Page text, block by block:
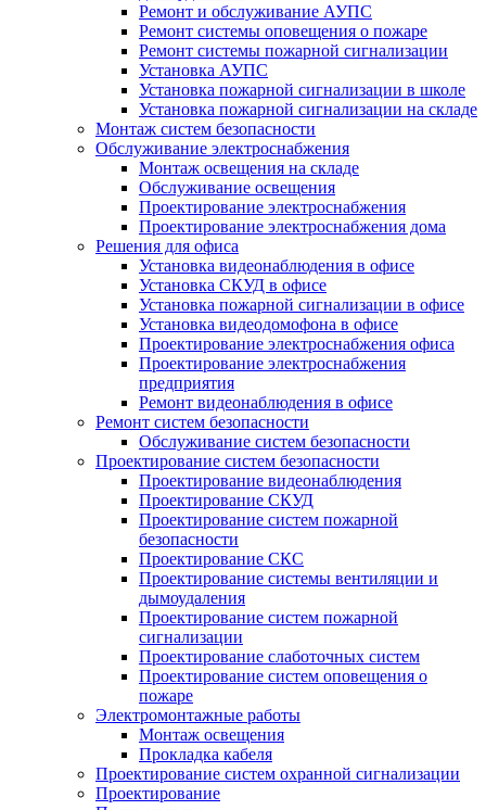
Ремонт и обслуживание АУПС
Ремонт системы оповещения о пожаре
Ремонт системы пожарной сигнализации
Установка АУПС
Установка пожарной сигнализации в школе
Установка пожарной сигнализации на складе
Монтаж систем безопасности
Обслуживание электроснабжения
Монтаж освещения на складе
Обслуживание освещения
Проектирование электроснабжения
Проектирование электроснабжения дома
Решения для офиса
Установка видеонаблюдения в офисе
Установка СКУД в офисе
Установка пожарной сигнализации в офисе
Установка видеодомофона в офисе
Проектирование электроснабжения офиса
Проектирование электроснабжения
предприятия
Ремонт видеонаблюдения в офисе
Ремонт систем безопасности
Обслуживание систем безопасности
Проектирование систем безопасности
Проектирование видеонаблюдения
Проектирование СКУД
Проектирование систем пожарной
безопасности
Проектирование СКС
Проектирование системы вентиляции и
дымоудаления
Проектирование систем пожарной
сигнализации
Проектирование слаботочных систем
Проектирование систем оповещения о
пожаре
Электромонтажные работы
Монтаж освещения
Прокладка кабеля
Проектирование систем охранной сигнализации
Проектирование